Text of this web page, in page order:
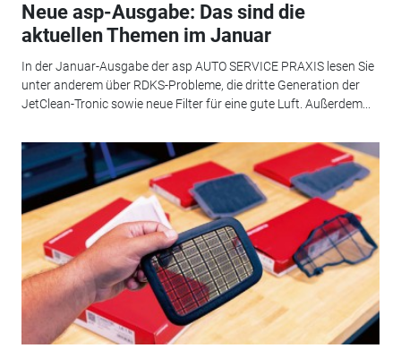
Neue asp-Ausgabe: Das sind die
aktuellen Themen im Januar
In der Januar-Ausgabe der asp AUTO SERVICE PRAXIS lesen Sie
unter anderem über RDKS-Probleme, die dritte Generation der
JetClean-Tronic sowie neue Filter für eine gute Luft. Außerdem...